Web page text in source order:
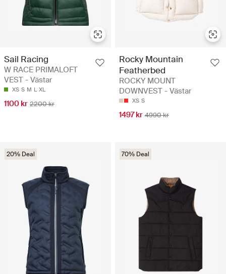
Sail Racing
W RACE PRIMALOFT
VEST - Västar
XS S M L XL
1100 kr 2200 kr
Rocky Mountain
Featherbed
ROCKY MOUNT
DOWNVEST - Västar
XS S
1497 kr 4990 kr
20% Deal 70% Deal